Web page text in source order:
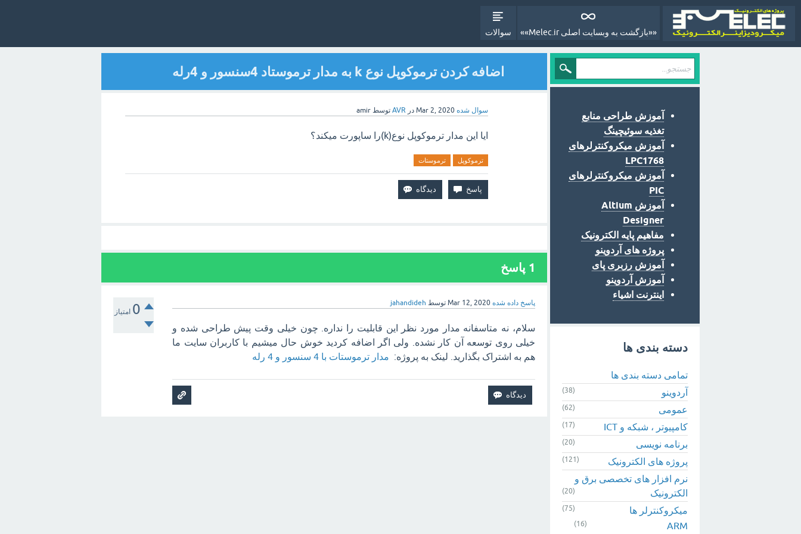
سوالات ««بازگشت به وبسایت اصلی Melec.ir»»
اضافه کردن ترموکوپل نوع k به مدار ترموستاد 4سنسور و 4رله
سوال شده Mar 2, 2020 درAVR توسطamir
ایا این مدار ترموکوپل نوع(k)را ساپورت میکند؟
ترموکوپل ترموستات
1 پاسخ
0 امتیاز
پاسخ داده شده Mar 12, 2020 توسط jahandideh
سلام، نه متاسفانه مدار مورد نظر این قابلیت را نداره. چون خیلی وقت پیش طراحی شده و
خیلی روی توسعه آن کار نشده. ولی اگر اضافه کردید خوش حال میشیم با کاربران سایت ما
هم به اشتراک بگذارید. لینک به پروژه: مدار ترموستات با 4 سنسور و 4 رله
آموزش طراحی منابع
تغذیه سوئیچینگ
آموزش میکروکنترلرهای
LPC1768
آموزش میکروکنترلرهای
PIC
آموزش Altium
Designer
مفاهیم پایه الکترونیک
پروژه های آردوینو
آموزش رزبری پای
آموزش آردوینو
اینترنت اشیاء
دسته بندی ها
تمامی دسته بندی ها
آردوینو
(38)
عمومی (62)
کامپیوتر ، شبکه و ICT (17)
برنامه نویسی (20)
پروژه های الکترونیک (121)
نرم افزار های تخصصی برق و
الکترونیک
(20)
میکروکنترلر ها (75)
ARM
(16)